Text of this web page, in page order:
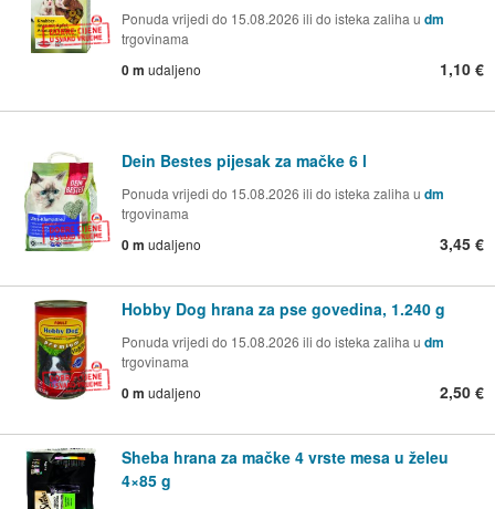
Ponuda vrijedi do 15.08.2026 ili do isteka zaliha u dm
trgovinama
0 m udaljeno 1,10 €
Dein Bestes pijesak za mačke 6 l
Ponuda vrijedi do 15.08.2026 ili do isteka zaliha u dm
trgovinama
0 m udaljeno 3,45 €
Hobby Dog hrana za pse govedina, 1.240 g
Ponuda vrijedi do 15.08.2026 ili do isteka zaliha u dm
trgovinama
0 m udaljeno 2,50 €
Sheba hrana za mačke 4 vrste mesa u želeu
4×85 g